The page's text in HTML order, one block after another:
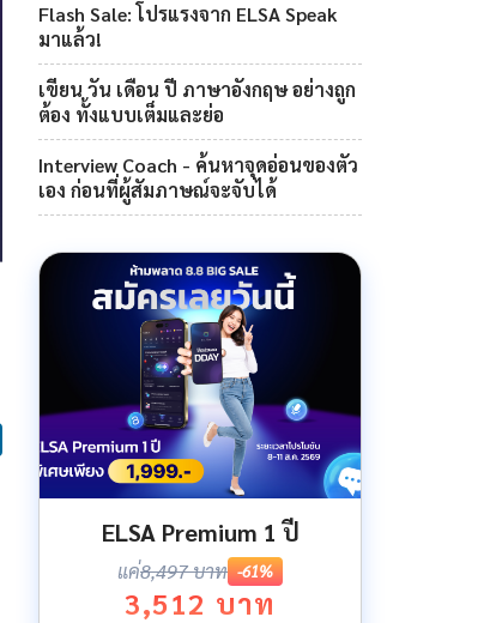
Flash Sale: โปรแรงจาก ELSA Speak
มาแล้ว!
เขียน วัน เดือน ปี ภาษาอังกฤษ อย่างถูก
ต้อง ทั้งแบบเต็มและย่อ
Interview Coach - ค้นหาจุดอ่อนของตัว
เอง ก่อนที่ผู้สัมภาษณ์จะจับได้
ELSA Premium 1 ปี
แค่8,497 บาท -61%
3,512 บาท